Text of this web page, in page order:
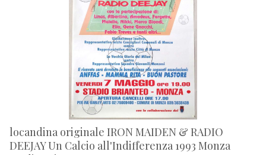
locandina originale IRON MAIDEN & RADIO
DEEJAY Un Calcio all'Indifferenza 1993 Monza